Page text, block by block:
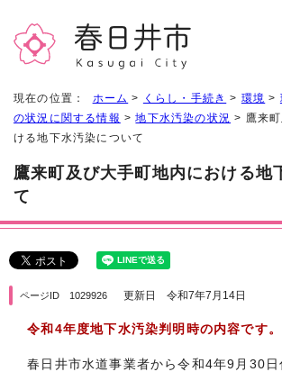
現在の位置： ホーム > くらし・手続き > 環境 >
の状況に関する情報 >地下水汚染の状況 > 鷹来
ける地下水汚染について
鷹来町及び大手町地内における地
て
ページID 1029926 更新日 令和7年7月14日
令和4年度地下水汚染判明時の内容です。
春日井市水道事業者から令和4年9月30日